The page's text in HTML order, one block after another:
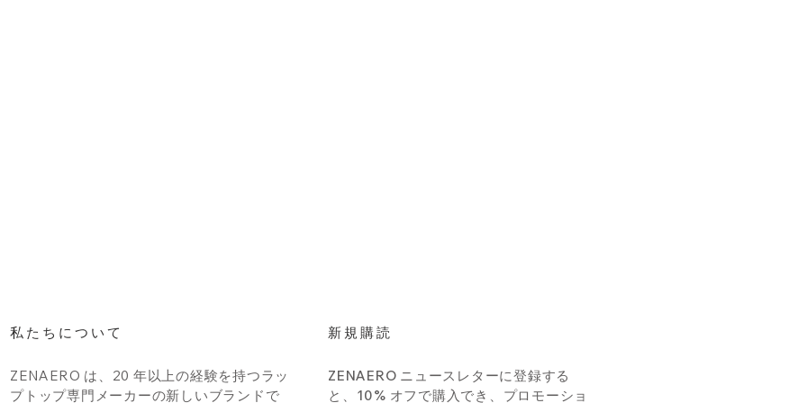
私たちについて
ZENAERO は、20 年以上の経験を持つラッ
プトップ専門メーカーの新しいブランドで
新規購読
ZENAERO ニュースレターに登録する
と、10% オフで購入でき、プロモーショ